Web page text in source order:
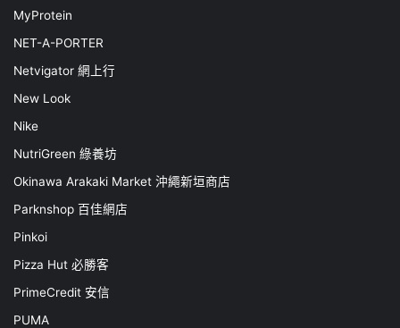
MyProtein
NET-A-PORTER
Netvigator 網上行
New Look
Nike
NutriGreen 綠養坊
Okinawa Arakaki Market 沖繩新垣商店
Parknshop 百佳網店
Pinkoi
Pizza Hut 必勝客
PrimeCredit 安信
PUMA